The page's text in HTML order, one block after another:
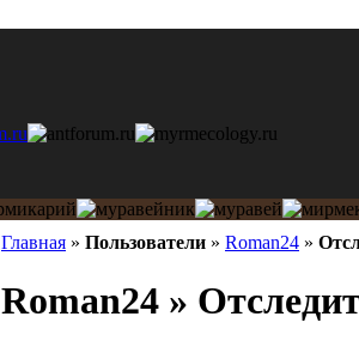
Главная » Пользователи » Roman24 »
Roman24 »